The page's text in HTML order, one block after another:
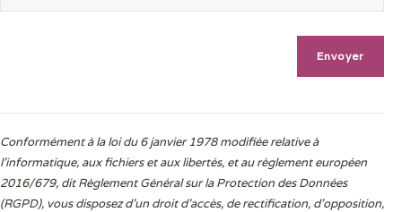
Conformément à la loi du 6 janvier 1978 modifiée relative à
l'informatique, aux fichiers et aux libertés, et au règlement européen
2016/679, dit Règlement Général sur la Protection des Données
(RGPD), vous disposez d’un droit d’accès, de rectification, d’opposition,